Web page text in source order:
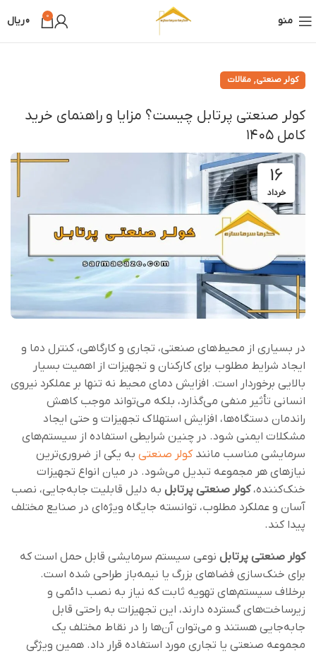
منو 0
0ریال
کولر صنعتی, مقالات
کولر صنعتی پرتابل چیست؟ مزایا و راهنمای خرید
کامل ۱۴۰۵
16
خرداد
در بسیاری از محیط‌های صنعتی، تجاری و کارگاهی، کنترل دما و
ایجاد شرایط مطلوب برای کارکنان و تجهیزات از اهمیت بسیار
بالایی برخوردار است. افزایش دمای محیط نه تنها بر عملکرد نیروی
انسانی تأثیر منفی می‌گذارد، بلکه می‌تواند موجب کاهش
راندمان دستگاه‌ها، افزایش استهلاک تجهیزات و حتی ایجاد
مشکلات ایمنی شود. در چنین شرایطی استفاده از سیستم‌های
سرمایشی مناسب مانندکولر صنعتی به یکی از ضروری‌ترین
نیازهای هر مجموعه تبدیل می‌شود. در میان انواع تجهیزات
خنک‌کننده،کولر صنعتی پرتابل به دلیل قابلیت جابه‌جایی، نصب
آسان و عملکرد مطلوب، توانسته جایگاه ویژه‌ای در صنایع مختلف
پیدا کند.
کولر صنعتی پرتابل نوعی سیستم سرمایشی قابل حمل است که
برای خنک‌سازی فضاهای بزرگ یا نیمه‌باز طراحی شده است.
برخلاف سیستم‌های تهویه ثابت که نیاز به نصب دائمی و
زیرساخت‌های گسترده دارند، این تجهیزات به راحتی قابل
جابه‌جایی هستند و می‌توان آن‌ها را در نقاط مختلف یک
مجموعه صنعتی یا تجاری مورد استفاده قرار داد. همین ویژگی